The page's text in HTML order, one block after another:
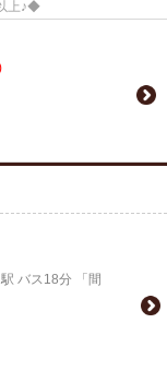
上♪◆
駅 バス18分 「間